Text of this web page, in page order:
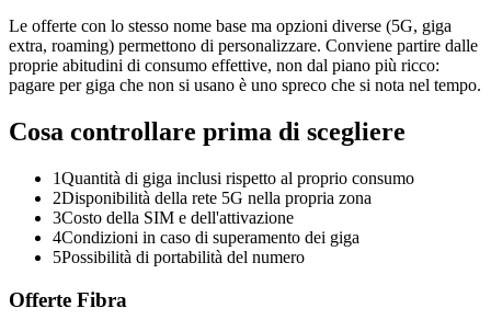
Le offerte con lo stesso nome base ma opzioni diverse (5G, giga
extra, roaming) permettono di personalizzare. Conviene partire dalle
proprie abitudini di consumo effettive, non dal piano più ricco:
pagare per giga che non si usano è uno spreco che si nota nel tempo.
Cosa controllare prima di scegliere
1Quantità di giga inclusi rispetto al proprio consumo
2Disponibilità della rete 5G nella propria zona
3Costo della SIM e dell'attivazione
4Condizioni in caso di superamento dei giga
5Possibilità di portabilità del numero
Offerte Fibra